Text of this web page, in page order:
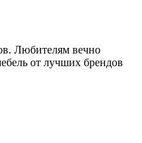
Любителям вечно
от лучших брендов